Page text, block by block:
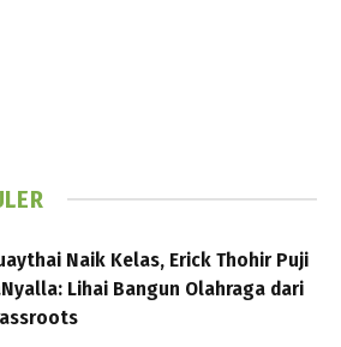
Naik Kelas, Erick Thohir Puji
Lihai Bangun Olahraga dari